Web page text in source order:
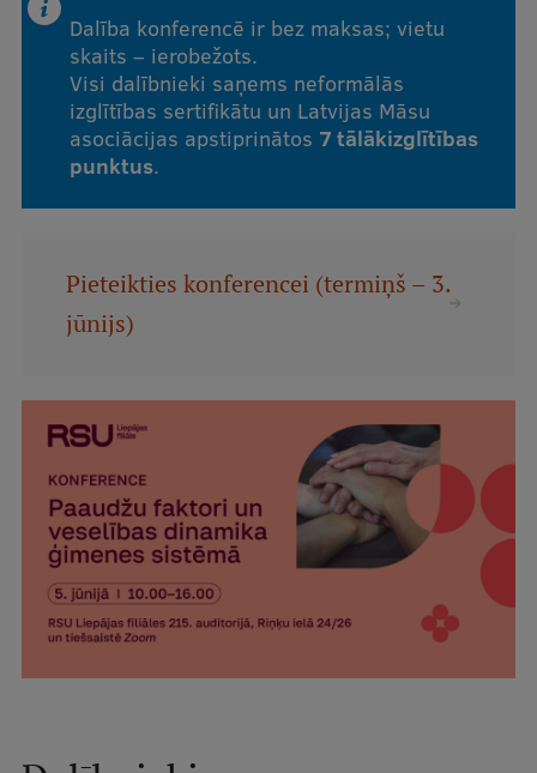
Dati par 2025. gadu
Suvenīri un grāmatas
Mūžizglītība
Profesionālās pilnveides kursi
ESF kvalifikācijas celšanas kursi
Pedagoģiskās izaugsmes centrs
Kvalifikācijas atbilstības pārbaude
Pētniecība
Dalība konferencē ir bez maksas; vietu
skaits – ierobežots.
Visi dalībnieki saņems neformālās
izglītības sertifikātu un Latvijas Māsu
asociācijas apstiprinātos 7 tālākizglītības
punktus.
Pieteikties konferencei (termiņš – 3.
jūnijs)